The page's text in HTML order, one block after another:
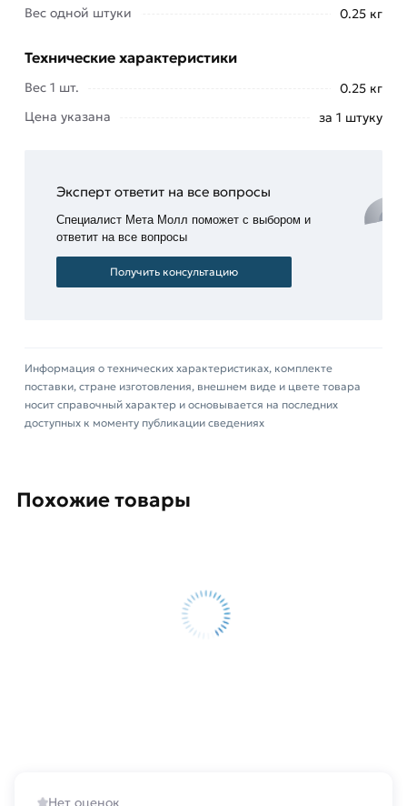
Предназначен для соединения со стальным
газосварки. Выдерживает перегрузки по
давлению до 16 Мпа и диапазоны температур от
до нефтегазовой и энергетической
промышленности. Изготавливается по нормам
ГОСТ 17375-2001, ГОСТ 30753-2001.
Для приобретения данной позиции, кликните
мышкой«Добавить в корзину»или нажмите на
Условия доставки и цены на товар Отвод
оцинкованный Ду 40х2 мм из категории Отводы
оцинкованныедействительны в Москве и
товарa в течение 14 дней (наличие чека
Вес одной штуки
0.25 кг
Технические характеристики
Вес 1 шт.
0.25 кг
Цена указана
за 1 штуку
Эксперт ответит на все вопросы
Специалист Мета Молл поможет с выбором и
ответит на все вопросы
Получить консультацию
Информация о технических характеристиках, комплекте
поставки, стране изготовления, внешнем виде и цвете товара
носит справочный характер и основывается на последних
доступных к моменту публикации сведениях
Похожие товары
Нет оценок